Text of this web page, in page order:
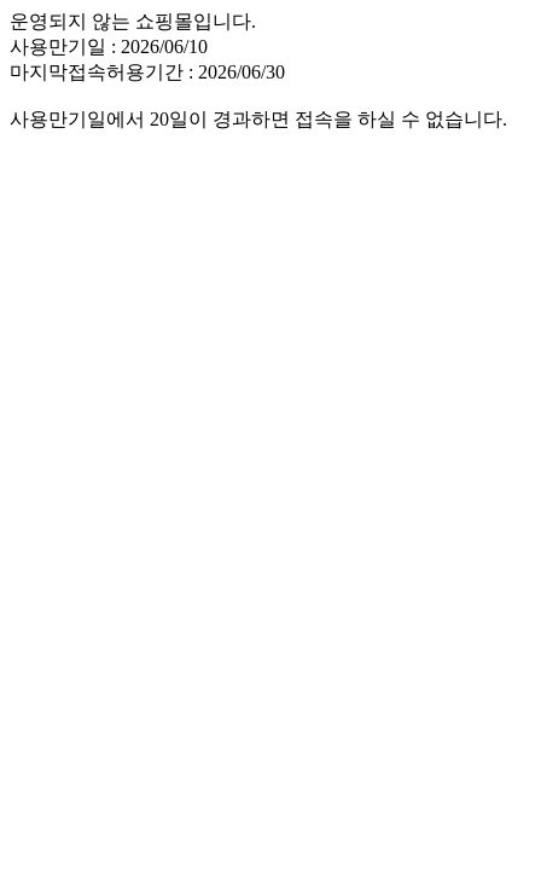
운영되지 않는 쇼핑몰입니다.
사용만기일 : 2026/06/10
마지막접속허용기간 : 2026/06/30
사용만기일에서 20일이 경과하면 접속을 하실 수 없습니다.